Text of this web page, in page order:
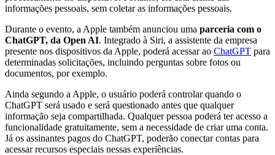
informações pessoais, sem coletar as informações pessoais.
Durante o evento, a Apple também anunciou uma parceria com o
ChatGPT, da Open AI. Integrado à Siri, a assistente da empresa
presente nos dispositivos da Apple, poderá acessar ao ChatGPT para
determinadas solicitações, incluindo perguntas sobre fotos ou
documentos, por exemplo.
Ainda segundo a Apple, o usuário poderá controlar quando o
ChatGPT será usado e será questionado antes que qualquer
informação seja compartilhada. Qualquer pessoa poderá ter acesso a
funcionalidade gratuitamente, sem a necessidade de criar uma conta.
Já os assinantes pagos do ChatGPT, poderão conectar contas para
acessar recursos especiais nessas experiências.